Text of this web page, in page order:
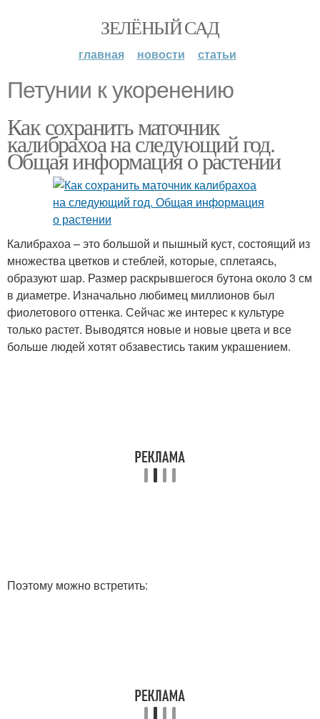
ЗЕЛЁНЫЙ САД
главная новости статьи
Петунии к укоренению
Как сохранить маточник
калибрахоа на следующий год.
Общая информация о растении
Калибрахоа – это большой и пышный куст, состоящий из
множества цветков и стеблей, которые, сплетаясь,
образуют шар. Размер раскрывшегося бутона около 3 см
в диаметре. Изначально любимец миллионов был
фиолетового оттенка. Сейчас же интерес к культуре
только растет. Выводятся новые и новые цвета и все
больше людей хотят обзавестись таким украшением.
Поэтому можно встретить: